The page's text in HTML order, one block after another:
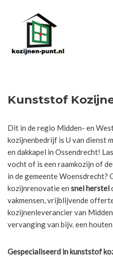
de
Kunststof
Dit in de regio Midden- en
kozijnenbedrijf is U van dienst
en dakkapel in Ossendrecht!
vocht of is een raamkozijn of
in de gemeente Woensdrecht?
kozijnrenovatie en snel herstel
vakmensen, vrijblijvende
kozijnenleverancier van
vervanging van bijv. een
Gespecialiseerd in kunststof